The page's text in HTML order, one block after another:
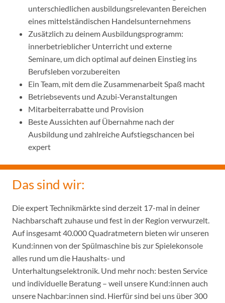
unterschiedlichen ausbildungsrelevanten Bereichen
eines mittelständischen Handelsunternehmens
Zusätzlich zu deinem Ausbildungsprogramm:
innerbetrieblicher Unterricht und externe
Seminare, um dich optimal auf deinen Einstieg ins
Berufsleben vorzubereiten
Ein Team, mit dem die Zusammenarbeit Spaß macht
Betriebsevents und Azubi-Veranstaltungen
Mitarbeiterrabatte und Provision
Beste Aussichten auf Übernahme nach der
Ausbildung und zahlreiche Aufstiegschancen bei
expert
Das sind wir:
Die expert Technikmärkte sind derzeit 17-mal in deiner
Nachbarschaft zuhause und fest in der Region verwurzelt.
Auf insgesamt 40.000 Quadratmetern bieten wir unseren
Kund:innen von der Spülmaschine bis zur Spielekonsole
alles rund um die Haushalts- und
Unterhaltungselektronik. Und mehr noch: besten Service
und individuelle Beratung – weil unsere Kund:innen auch
unsere Nachbar:innen sind. Hierfür sind bei uns über 300